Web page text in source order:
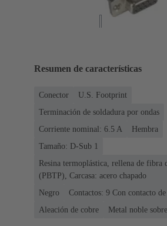
Resumen de características
Conector
U.S. Footprint
Terminación de soldadura por ondas
Corriente nominal: ‌6.5 A
Hembra
Tamaño: D-Sub 1
Resina termoplástica, rellena de fibra
(PBTP), Carcasa: acero chapado
Negro
Contactos: 9 Con contacto
Aleación de cobre
Metal noble